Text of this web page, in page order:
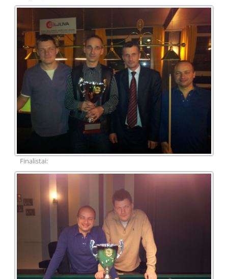
Finalistai: